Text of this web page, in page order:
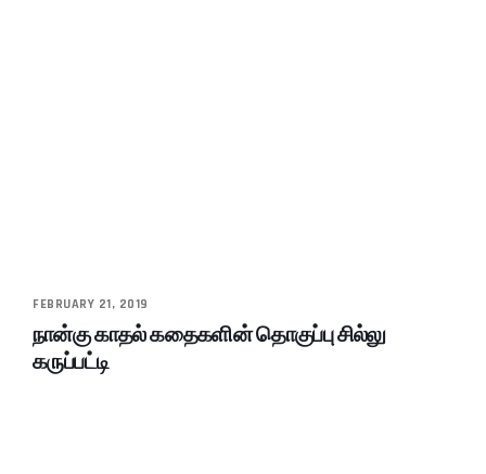
FEBRUARY 21, 2019
நான்கு காதல் கதைகளின் தொகுப்பு சில்லு
கருப்பட்டி